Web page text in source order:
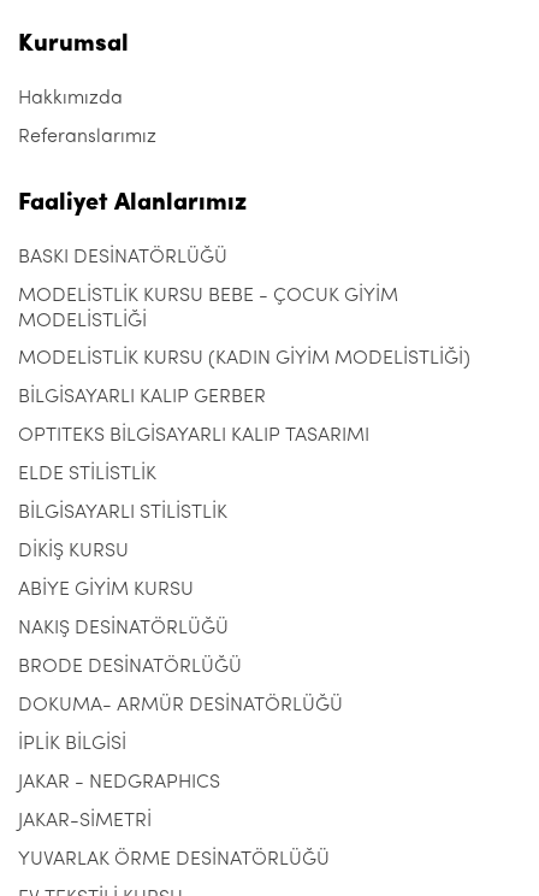
Kurumsal
Hakkımızda
Referanslarımız
Faaliyet Alanlarımız
BASKI DESİNATÖRLÜĞÜ
MODELİSTLİK KURSU BEBE - ÇOCUK GİYİM
MODELİSTLİĞİ
MODELİSTLİK KURSU (KADIN GİYİM MODELİSTLİĞİ)
BİLGİSAYARLI KALIP GERBER
OPTITEKS BİLGİSAYARLI KALIP TASARIMI
ELDE STİLİSTLİK
BİLGİSAYARLI STİLİSTLİK
DİKİŞ KURSU
ABİYE GİYİM KURSU
NAKIŞ DESİNATÖRLÜĞÜ
BRODE DESİNATÖRLÜĞÜ
DOKUMA- ARMÜR DESİNATÖRLÜĞÜ
İPLİK BİLGİSİ
JAKAR - NEDGRAPHICS
JAKAR-SİMETRİ
YUVARLAK ÖRME DESİNATÖRLÜĞÜ